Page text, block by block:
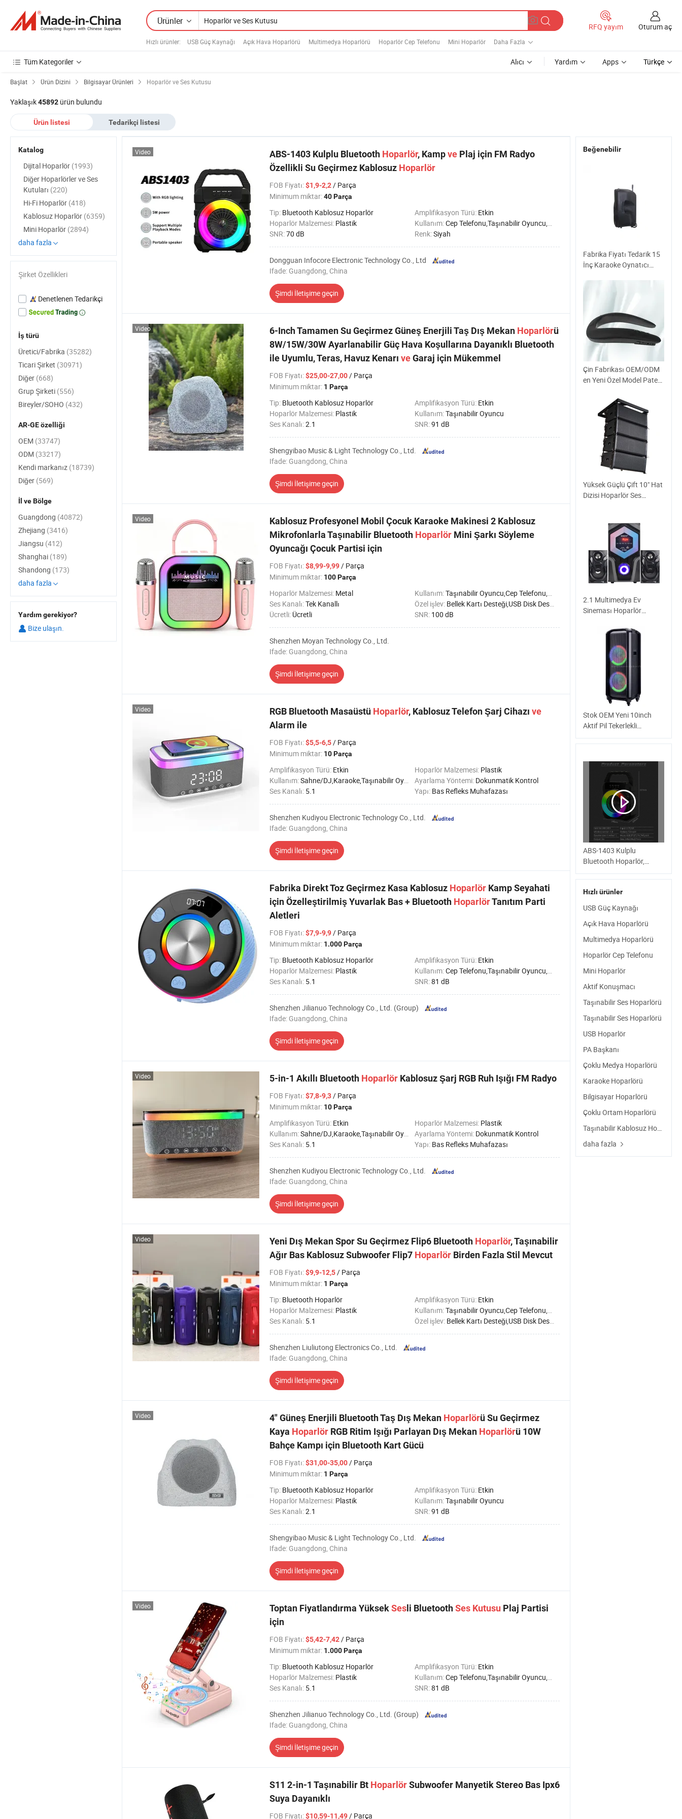
Ürünler
Hızlı ürünler: USB Güç Kaynağı Açık Hava Hoparlörü Multimedya Hoparlörü Hoparlör Cep Telefonu Mini Hoparlör Daha Fazla
RFQ yayım Oturum aç
Tüm Kategoriler Alıcı Yardım Apps Türkçe
Başlat Ürün Dizini Bilgisayar Ürünleri Hoparlör ve Ses Kutusu
Yaklaşık45892 ürün bulundu
Ürün listesi Tedarikçi listesi
ABS-1403 Kulplu Bluetooth Hoparlör, Kampve Plaj için FM Radyo
Özellikli Su Geçirmez Kablosuz Hoparlör
FOB Fiyatı:$1,9-2,2/ Parça
Minimum miktar:40 Parça
Tip: Bluetooth Kablosuz Hoparlör Amplifikasyon Türü: Etkin
Hoparlör Malzemesi: Plastik Kullanım:Cep Telefonu,Taşınabilir Oyuncu,Bilgisayar,Ev Sinema Sistemi,Radyo,TV,Sahne/DJ,Karaoke
SNR:70 dB Renk:Siyah
Dongguan Infocore Electronic Technology Co., Ltd
Ifade: Guangdong, China
Şimdi İletişime geçin
Video
6-Inch Tamamen Su Geçirmez Güneş Enerjili Taş Dış Mekan Hoparlörü
8W/15W/30W Ayarlanabilir Güç Hava Koşullarına Dayanıklı Bluetooth
ile Uyumlu, Teras, Havuz Kenarı veGaraj için Mükemmel
FOB Fiyatı:$25,00-27,00/ Parça
Minimum miktar: 1 Parça
Tip: Bluetooth Kablosuz Hoparlör Amplifikasyon Türü: Etkin
Hoparlör Malzemesi: Plastik Kullanım:Taşınabilir Oyuncu
Ses Kanalı:2.1 SNR:91 dB
Shengyibao Music & Light Technology Co., Ltd.
Ifade: Guangdong, China
Şimdi İletişime geçin
Video
Kablosuz Profesyonel Mobil Çocuk Karaoke Makinesi 2 Kablosuz
Mikrofonlarla Taşınabilir Bluetooth Hoparlör Mini Şarkı Söyleme
Oyuncağı Çocuk Partisi için
FOB Fiyatı:$8,99-9,99/ Parça
Minimum miktar: 100 Parça
Hoparlör Malzemesi: Metal Kullanım:Taşınabilir Oyuncu,Cep Telefonu,Bilgisayar,Sahne/DJ,Ev Sinema Sistemi,TV,Karaoke
Ses Kanalı:Tek Kanallı Özel işlev: Bellek Kartı Desteği,USB Disk Desteği,Uzaktan Kumanda ile,Dokunmatik Kontrol
Ücretli: Ücretli SNR: 100 dB
Shenzhen Moyan Technology Co., Ltd.
Ifade: Guangdong, China
Şimdi İletişime geçin
Video
RGB Bluetooth Masaüstü Hoparlör, Kablosuz Telefon Şarj Cihazı ve
Alarm ile
FOB Fiyatı:$5,5-6,5/ Parça
Minimum miktar: 10 Parça
Amplifikasyon Türü: Etkin Hoparlör Malzemesi: Plastik
Kullanım:Sahne/DJ,Karaoke,Taşınabilir Oyuncu,Ev Sinema Sistemi,Bilgisayar,Radyo Ayarlama Yöntemi: Dokunmatik Kontrol
Ses Kanalı: 5.1 Yapı: Bas Refleks Muhafazası
Shenzhen Kudiyou Electronic Technology Co., Ltd.
Ifade: Guangdong, China
Şimdi İletişime geçin
Video
Fabrika Direkt Toz Geçirmez Kasa Kablosuz Hoparlör Kamp Seyahati
için Özelleştirilmiş Yuvarlak Bas + Bluetooth HoparlörTanıtım Parti
Aletleri
FOB Fiyatı:$7,9-9,9/ Parça
Minimum miktar: 1.000 Parça
Tip: Bluetooth Kablosuz Hoparlör Amplifikasyon Türü: Etkin
Hoparlör Malzemesi: Plastik Kullanım:Cep Telefonu,Taşınabilir Oyuncu,Bilgisayar
Ses Kanalı: 5.1 SNR:81 dB
Shenzhen Jilianuo Technology Co., Ltd. (Group)
Ifade: Guangdong, China
Şimdi İletişime geçin
5-in-1 Akıllı Bluetooth Hoparlör Kablosuz Şarj RGB Ruh Işığı FM Radyo
FOB Fiyatı:$7,8-9,3/ Parça
Minimum miktar: 10 Parça
Amplifikasyon Türü: Etkin Hoparlör Malzemesi: Plastik
Kullanım:Sahne/DJ,Karaoke,Taşınabilir Oyuncu,Ev Sinema Sistemi,Bilgisayar,Radyo Ayarlama Yöntemi: Dokunmatik Kontrol
Ses Kanalı: 5.1 Yapı: Bas Refleks Muhafazası
Shenzhen Kudiyou Electronic Technology Co., Ltd.
Ifade: Guangdong, China
Şimdi İletişime geçin
Video
Yeni Dış Mekan Spor Su Geçirmez Flip6 Bluetooth Hoparlör, Taşınabilir
Ağır Bas Kablosuz Subwoofer Flip7 Hoparlör Birden Fazla Stil Mevcut
FOB Fiyatı:$9,9-12,5/ Parça
Minimum miktar: 1 Parça
Tip: Bluetooth Hoparlör Amplifikasyon Türü: Etkin
Hoparlör Malzemesi: Plastik Kullanım:Taşınabilir Oyuncu,Cep Telefonu,Bilgisayar,Sahne/DJ,Ev Sinema Sistemi,Radyo,Karaoke
Ses Kanalı: 5.1 Özel işlev: Bellek Kartı Desteği,USB Disk Desteği,Uzaktan Kumanda ile,Radyo,Dokunmatik Kontrol,Anti-manyetik
Shenzhen Liuliutong Electronics Co., Ltd.
Ifade: Guangdong, China
Şimdi İletişime geçin
Video
4" Güneş Enerjili Bluetooth Taş Dış Mekan Hoparlörü Su Geçirmez
Kaya Hoparlör RGB Ritim Işığı Parlayan Dış Mekan Hoparlörü 10W
Bahçe Kampı için Bluetooth Kart Gücü
FOB Fiyatı:$31,00-35,00/ Parça
Minimum miktar: 1 Parça
Tip: Bluetooth Kablosuz Hoparlör Amplifikasyon Türü: Etkin
Hoparlör Malzemesi: Plastik Kullanım:Taşınabilir Oyuncu
Ses Kanalı:2.1 SNR:91 dB
Shengyibao Music & Light Technology Co., Ltd.
Ifade: Guangdong, China
Şimdi İletişime geçin
Video
Toptan Fiyatlandırma YüksekSes li BluetoothSes Kutusu Plaj Partisi
için
FOB Fiyatı:$5,42-7,42/ Parça
Minimum miktar: 1.000 Parça
Tip: Bluetooth Kablosuz Hoparlör Amplifikasyon Türü: Etkin
Hoparlör Malzemesi: Plastik Kullanım:Cep Telefonu,Taşınabilir Oyuncu,Bilgisayar
Ses Kanalı: 5.1 SNR:81 dB
Shenzhen Jilianuo Technology Co., Ltd. (Group)
Ifade: Guangdong, China
Şimdi İletişime geçin
Video
S11 2-in-1 Taşınabilir Bt HoparlörSubwoofer Manyetik Stereo Bas Ipx6
Suya Dayanıklı
FOB Fiyatı:$10,59-11,49/ Parça
Beğenebilir
Fabrika Fiyatı Tedarik 15
İnç Karaoke Oynatıcı
Powered Tekerlekli
Çin Fabrikası OEM/ODM
en Yeni Özel Model Patent
Taşınabilir Kablosuz
Bluetooth Kumanda
Cihazı Bluetooth Stereo
Yüksek Güçlü Çift 10" Hat
Dizisi Hoparlör Ses
2.1 Multimedya Ev
Sineması Hoparlör
Stok OEM Yeni 10inch
Aktif Pil Tekerlekli
Kablosuz Bluetooth Ses
Hoparlörü Dış Mekan
PA Ses Kutusu
ABS-1403 Kulplu
Bluetooth Hoparlör,
Kamp ve Plaj için FM
Radyo Özellikli Su
Geçirmez Kablosuz
Hoparlör
Hızlı ürünler
USB Güç Kaynağı
Açık Hava Hoparlörü
Multimedya Hoparlörü
Hoparlör Cep Telefonu
Mini Hoparlör
Aktif Konuşmacı
Taşınabilir Ses Hoparlörü
Taşınabilir Ses Hoparlörü
USB Hoparlör
PA Başkanı
Çoklu Medya Hoparlörü
Karaoke Hoparlörü
Bilgisayar Hoparlörü
Çoklu Ortam Hoparlörü
Taşınabilir Kablosuz Hoparlör
daha fazla
Katalog
Dijital Hoparlör (1993)
Diğer Hoparlörler ve Ses
Kutuları (220)
Hi-Fi Hoparlör (418)
Kablosuz Hoparlör (6359)
Mini Hoparlör (2894)
daha fazla
Şirket Özellikleri
Denetlenen Tedarikçi
İş türü
Üretici/Fabrika (35282)
Ticari Şirket (30971)
Diğer (668)
Grup Şirketi (556)
Bireyler/SOHO (432)
AR-GE özelliği
OEM (33747)
ODM (33217)
Kendi markanız (18739)
Diğer (569)
İl ve Bölge
Guangdong (40872)
Zhejiang (3416)
Jiangsu (412)
Shanghai (189)
Shandong (173)
daha fazla
Yardım gerekiyor?
Bize ulaşın.